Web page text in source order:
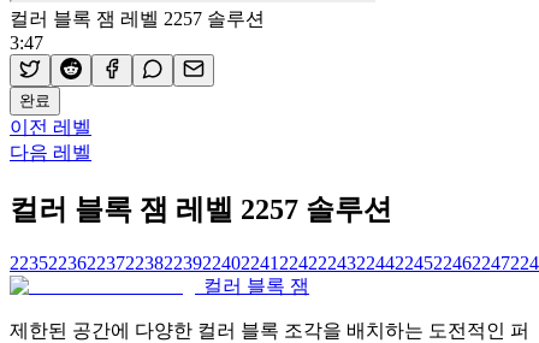
컬러 블록 잼 레벨 2257 솔루션
3:47
완료
이전 레벨
다음 레벨
컬러 블록 잼 레벨 2257 솔루션
2235223622372238223922402241 224222432244224522462247
컬러 블록 잼
제한된 공간에 다양한 컬러 블록 조각을 배치하는 도전적인 퍼